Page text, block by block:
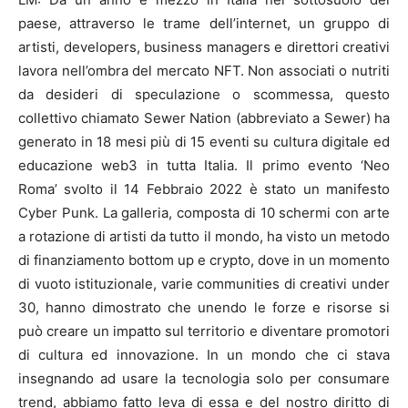
paese, attraverso le trame dell’internet, un gruppo di
artisti, developers, business managers e direttori creativi
lavora nell’ombra del mercato NFT. Non associati o nutriti
da desideri di speculazione o scommessa, questo
collettivo chiamato Sewer Nation (abbreviato a Sewer) ha
generato in 18 mesi più di 15 eventi su cultura digitale ed
educazione web3 in tutta Italia. Il primo evento ‘Neo
Roma’ svolto il 14 Febbraio 2022 è stato un manifesto
Cyber Punk. La galleria, composta di 10 schermi con arte
a rotazione di artisti da tutto il mondo, ha visto un metodo
di finanziamento bottom up e crypto, dove in un momento
di vuoto istituzionale, varie communities di creativi under
30, hanno dimostrato che unendo le forze e risorse si
può creare un impatto sul territorio e diventare promotori
di cultura ed innovazione. In un mondo che ci stava
insegnando ad usare la tecnologia solo per consumare
trend, abbiamo fatto leva di essa e del nostro diritto di